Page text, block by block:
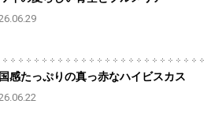
感たっぷりの真っ赤なハイビスカス